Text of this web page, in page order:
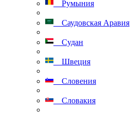
Румыния
Саудовская Аравия
Судан
Швеция
Словения
Словакия